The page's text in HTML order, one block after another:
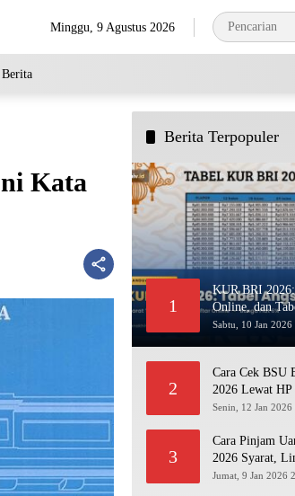
Minggu, 9 Agustus 2026
Kata
Berita Terpopuler
1
KUR BRI
Online, dan
500 Juta
Sabtu, 10 Jan
2
Cara Cek BSU
2026 Lewat HP
Pakai NIK
Senin, 12 Jan
3
Cara Pinjam
2026 Syarat,
Langkah
Jumat, 9 Jan 2026